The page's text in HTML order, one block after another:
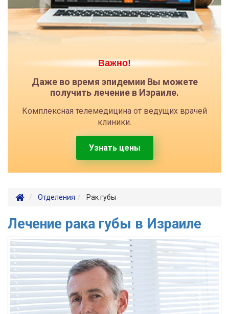
Важно!
Даже во время эпидемии Вы можете
получить лечение в Израиле.
Комплексная телемедицина от ведущих врачей
клиники.
Узнать цены
Отделения Рак губы
Лечение рака губы в Израиле